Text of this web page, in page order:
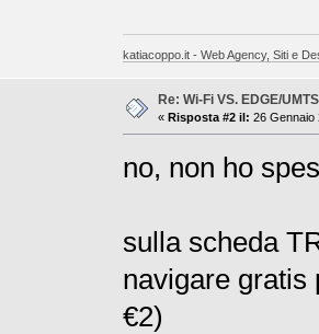
katiacoppo.it - Web Agency, Siti e
Re: Wi-Fi VS. EDGE/
« Risposta #2 il: 26 Gennaio
no, non ho
sulla scheda
navigare gratis
€2)